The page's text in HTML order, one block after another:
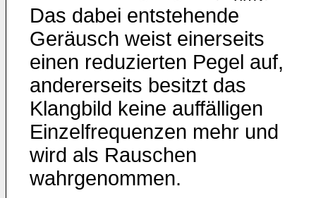
Das dabei entstehende
Geräusch weist einerseits
einen reduzierten Pegel auf,
andererseits besitzt das
Klangbild keine auffälligen
Einzelfrequenzen mehr und
wird als Rauschen
wahrgenommen.